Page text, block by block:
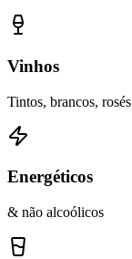
Vinhos
Tintos, brancos, rosés
Energéticos
& não alcoólicos